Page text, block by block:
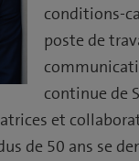
conditions-
poste de
continue de
et
de 50 ans se